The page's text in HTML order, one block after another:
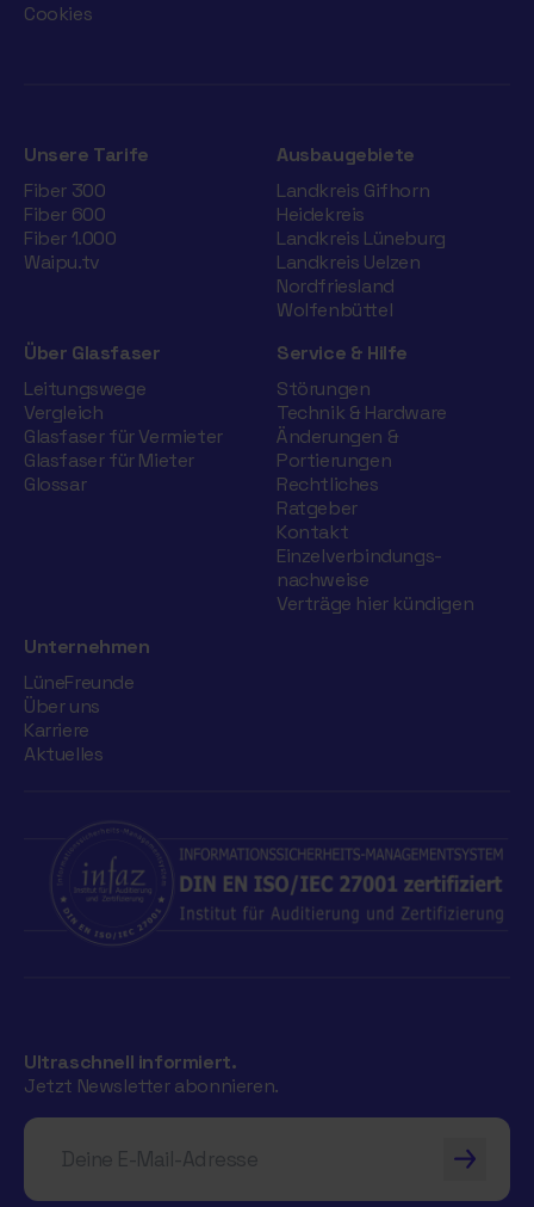
Cookies
Unsere Tarife
Fiber 300
Fiber 600
Fiber 1.000
Waipu.tv
Ausbaugebiete
Landkreis Gifhorn
Heidekreis
Landkreis Lüneburg
Landkreis Uelzen
Nordfriesland
Wolfenbüttel
Über Glasfaser
Leitungswege
Vergleich
Glasfaser für Vermieter
Glasfaser für Mieter
Glossar
Service & Hilfe
Störungen
Technik & Hardware
Änderungen &
Portierungen
Rechtliches
Ratgeber
Kontakt
Einzelverbindungs­
nachweise
Verträge hier kündigen
Unternehmen
LüneFreunde
Über uns
Karriere
Aktuelles
Ultraschnell informiert.
Jetzt Newsletter abonnieren.
Deine E-Mail-Adresse